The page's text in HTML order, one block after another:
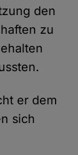
den
zu
er dem
sich